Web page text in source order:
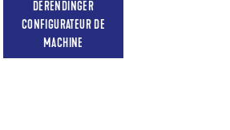
DERENDINGER
CONFIGURATEUR DE
MACHINE